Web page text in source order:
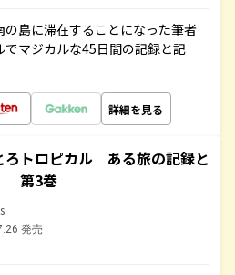
島に滞在することになった筆者
マジカルな45日間の記録と記
詳細を見る
ろトロピカル ある旅の記録と
第3巻
発売